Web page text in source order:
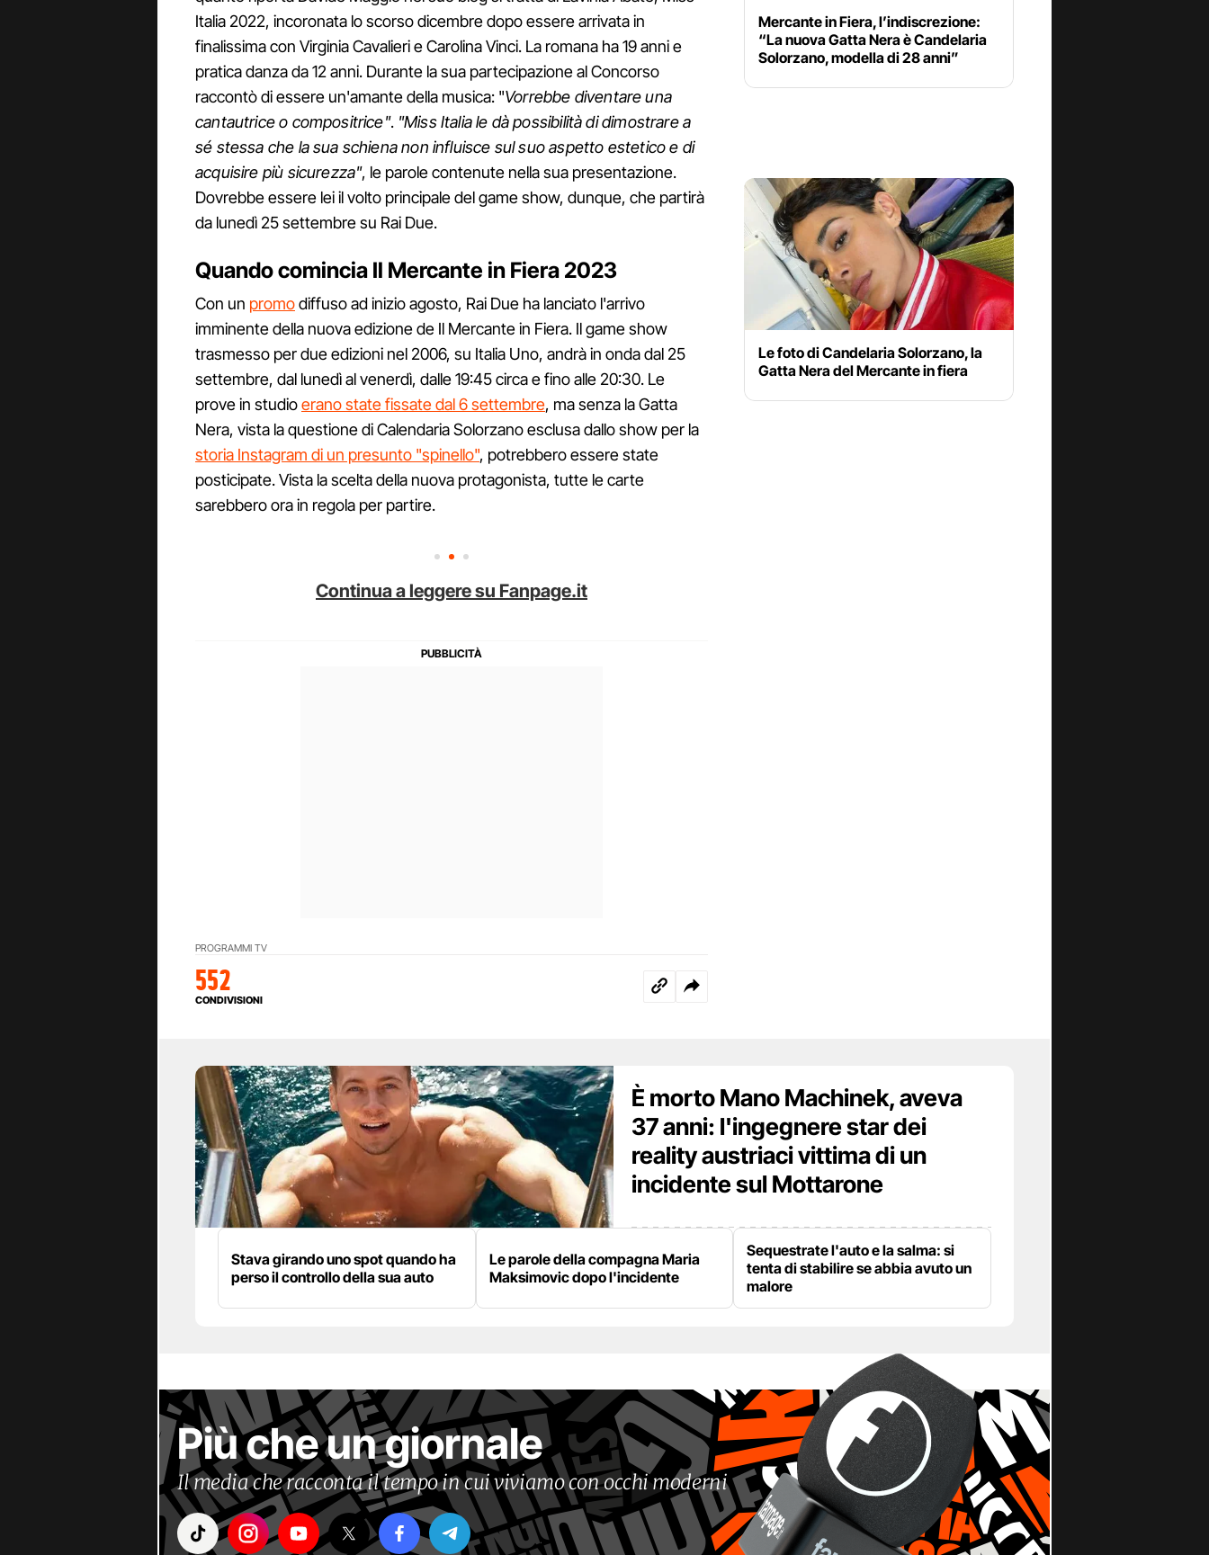
Italia 2022, incoronata lo scorso dicembre dopo essere arrivata in
finalissima con Virginia Cavalieri e Carolina Vinci. La romana ha 19 anni e
pratica danza da 12 anni. Durante la sua partecipazione al Concorso
raccontò di essere un'amante della musica: "Vorrebbe diventare una
cantautrice o compositrice". "Miss Italia le dà possibilità di dimostrare a
sé stessa che la sua schiena non influisce sul suo aspetto estetico e di
acquisire più sicurezza", le parole contenute nella sua presentazione.
Dovrebbe essere lei il volto principale del game show, dunque, che partirà
da lunedì 25 settembre su Rai Due.
Quando comincia Il Mercante in Fiera 2023
Con un promodiffuso ad inizio agosto, Rai Due ha lanciato l'arrivo
imminente della nuova edizione de Il Mercante in Fiera. Il game show
trasmesso per due edizioni nel 2006, su Italia Uno, andrà in onda dal 25
settembre, dal lunedì al venerdì, dalle 19:45 circa e fino alle 20:30. Le
prove in studioerano state fissate dal 6 settembre, ma senza la Gatta
Nera, vista la questione di Calendaria Solorzano esclusa dallo show per la
storia Instagram di un presunto "spinello", potrebbero essere state
posticipate. Vista la scelta della nuova protagonista, tutte le carte
sarebbero ora in regola per partire.
Continua a leggere su Fanpage.it
PROGRAMMI TV
552
CONDIVISIONI
Mercante in Fiera, l’indiscrezione:
“La nuova Gatta Nera è Candelaria
Solorzano, modella di 28 anni”
Le foto di Candelaria Solorzano, la
Gatta Nera del Mercante in fiera
È morto Mano Machinek, aveva
37 anni: l'ingegnere star dei
reality austriaci vittima di un
incidente sul Mottarone
Stava girando uno spot quando ha
perso il controllo della sua auto
Le parole della compagna Maria
Maksimovic dopo l'incidente
Sequestrate l'auto e la salma: si
tenta di stabilire se abbia avuto un
malore
Più che un giornale
Il media che racconta il tempo in cui viviamo con occhi moderni